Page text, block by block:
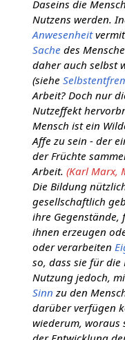
Daseins die
Nutzens werden.
Anwesenheit
Sache des
daher auch selbst
(siehe
Arbeit? Doch nur
Nutzeffekt
Mensch ist ein
Affe zu sein - der
der Früchte
Arbeit. (Karl Marx,
Die Bildung
gesellschaftlich
ihre Gegenstände,
ihnen erzeugen
oder verarbeiten
so, dass sie für
Nutzung jedoch,
Sinn zu den
darüber verfügen
wiederum, woraus